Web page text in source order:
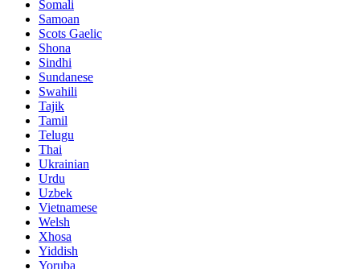
Somali
Samoan
Scots Gaelic
Shona
Sindhi
Sundanese
Swahili
Tajik
Tamil
Telugu
Thai
Ukrainian
Urdu
Uzbek
Vietnamese
Welsh
Xhosa
Yiddish
Yoruba